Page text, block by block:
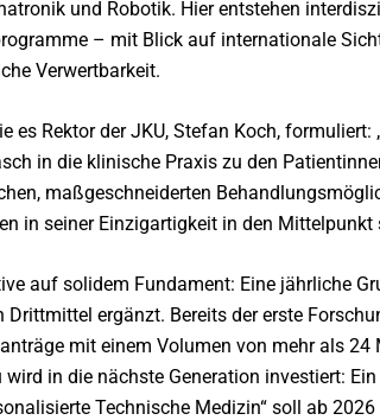
und Robotik. Hier entstehen
– mit Blick auf internationale
Verwertbarkeit.
es Rektor der JKU, Stefan Koch, formuliert:
in die klinische Praxis zu den
maßgeschneiderten
in seiner Einzigartigkeit in den Mittelpunkt
auf solidem Fundament: Eine jährliche
Drittmittel ergänzt. Bereits der erste
mit einem Volumen von mehr als 24
in die nächste Generation investiert:
Technische Medizin“ soll ab